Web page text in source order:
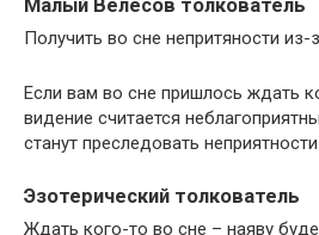
Малый Велесов толкователь
Получить во сне непритяности из-
Если вам во сне пришлось ждать
видение считается
станут преследовать неприятности.
Эзотерический толкователь
Ждать кого-то во сне – наяву